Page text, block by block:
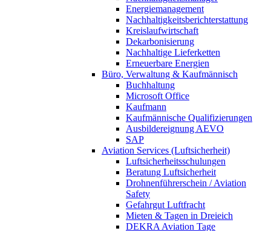
Energiemanagement
Nachhaltigkeitsberichterstattung
Kreislaufwirtschaft
Dekarbonisierung
Nachhaltige Lieferketten
Erneuerbare Energien
Büro, Verwaltung & Kaufmännisch
Buchhaltung
Microsoft Office
Kaufmann
Kaufmännische Qualifizierungen
Ausbildereignung AEVO
SAP
Aviation Services (Luftsicherheit)
Luftsicherheitsschulungen
Beratung Luftsicherheit
Drohnenführerschein / Aviation
Safety
Gefahrgut Luftfracht
Mieten & Tagen in Dreieich
DEKRA Aviation Tage